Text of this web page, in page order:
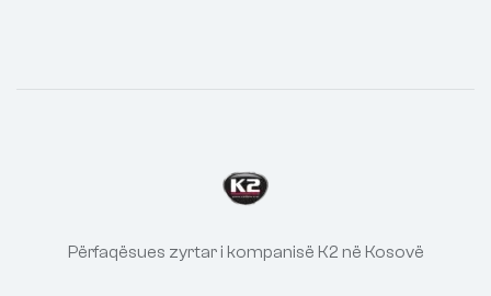
Përfaqësues zyrtar i kompanisë K2 në Kosovë